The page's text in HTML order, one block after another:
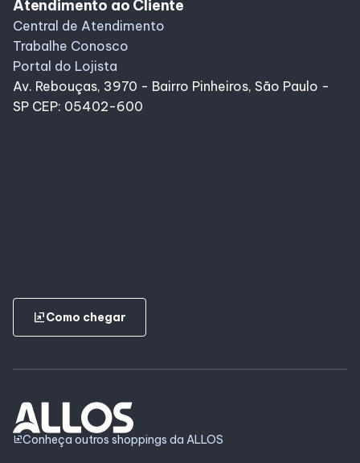
Atendimento ao Cliente
Central de Atendimento
Trabalhe Conosco
Portal do Lojista
Av. Rebouças, 3970 - Bairro Pinheiros, São Paulo -
SP CEP: 05402-600
ungroupComo chegar
ungroupConheça outros shoppings da ALLOS